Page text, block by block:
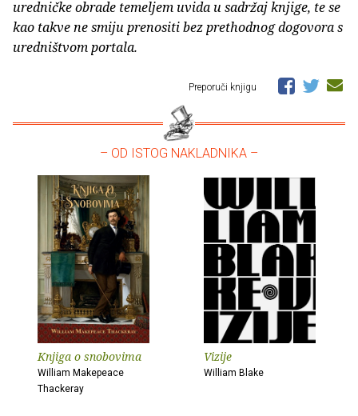
uredničke obrade temeljem uvida u sadržaj knjige, te se
kao takve ne smiju prenositi bez prethodnog dogovora s
uredništvom portala.
Preporuči knjigu
– OD ISTOG NAKLADNIKA –
Knjiga o snobovima
William Makepeace
Thackeray
Vizije
William Blake